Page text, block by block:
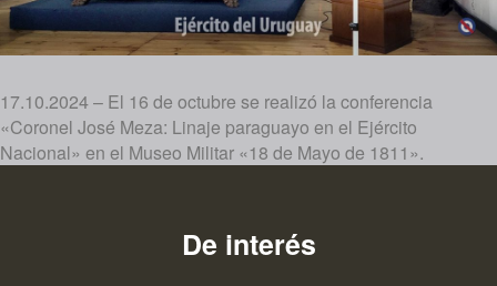
17.10.2024 – El 16 de octubre se realizó la conferencia
«Coronel José Meza: Linaje paraguayo en el Ejército
Nacional» en el Museo Militar «18 de Mayo de 1811».
De interés